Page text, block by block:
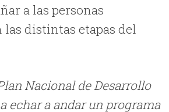
a las personas
distintas etapas del
Nacional de Desarrollo
echar a andar un programa